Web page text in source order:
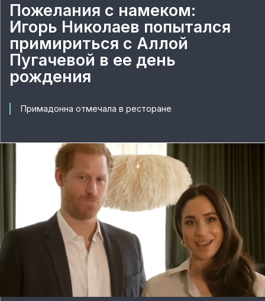
Пожелания с намеком:
Игорь Николаев попытался
примириться с Аллой
Пугачевой в ее день
рождения
Примадонна отмечала в ресторане